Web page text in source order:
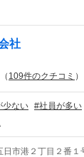
社
（ 109件のクチコミ ）
少ない #社員が多い
日市港２丁目２番１